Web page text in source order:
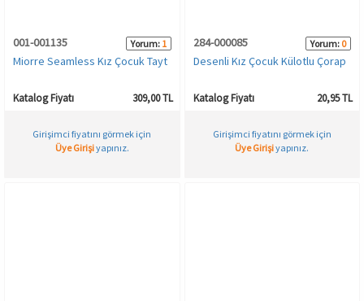
001-001135 Yorum: 1
Miorre Seamless Kız Çocuk Tayt
Katalog Fiyatı 309,00 TL
Girişimci fiyatını görmek için
Üye Girişiyapınız.
284-000085 Yorum: 0
Desenli Kız Çocuk Külotlu Çorap
Katalog Fiyatı 20,95 TL
Girişimci fiyatını görmek için
Üye Girişiyapınız.